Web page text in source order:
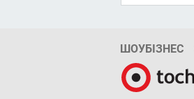
ШОУБІЗНЕС